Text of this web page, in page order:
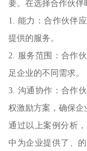
要。在选择合作伙伴
1. 能力：合作伙伴
提供的服务。
2. 服务范围：合作
足企业的不同需求。
3. 沟通协作：合作
权激励方案，确保企
通过以上案例分析
中为企业提供了、